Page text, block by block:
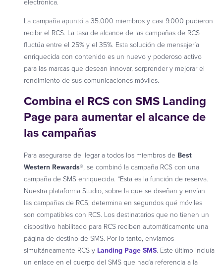
La campaña apuntó a 35.000 miembros y casi 9.000 pudieron
recibir el RCS. La tasa de alcance de las campañas de RCS
fluctúa entre el 25% y el 35%. Esta solución de mensajería
enriquecida con contenido es un nuevo y poderoso activo
para las marcas que desean innovar, sorprender y mejorar el
rendimiento de sus comunicaciones móviles.
Combina el RCS con SMS Landing
Page para aumentar el alcance de
las campañas
Para asegurarse de llegar a todos los miembros de Best
Western Rewards® , se combinó la campaña RCS con una
campaña de SMS enriquecida. “Esta es la función de reserva.
Nuestra plataforma Studio, sobre la que se diseñan y envían
las campañas de RCS, determina en segundos qué móviles
son compatibles con RCS. Los destinatarios que no tienen un
dispositivo habilitado para RCS reciben automáticamente una
página de destino de SMS. Por lo tanto, enviamos
simultáneamente RCS y Landing Page SMS . Este último incluía
un enlace en el cuerpo del SMS que hacía referencia a la